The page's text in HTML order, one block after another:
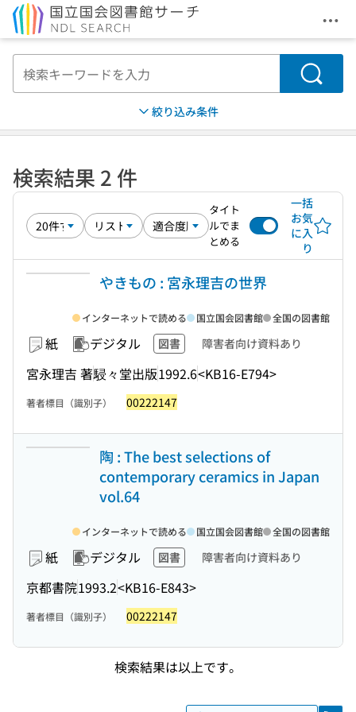
メ
検索
絞り込み条件
検索結果 2 件
タイト
ルでま
とめる
一括
お気
に入
り
やきもの : 宮永理吉の世界
紙 デジタル 図書 障害者向け資料あり
宮永理吉 著駸々堂出版1992.6<KB16-E794>
インターネットで読める 国立国会図書館 全国の図書館
著者標目（識別子） 00222147
陶 : The best selections of
contemporary ceramics in Japan
vol.64
紙 デジタル 図書 障害者向け資料あり
京都書院1993.2<KB16-E843>
インターネットで読める 国立国会図書館 全国の図書館
著者標目（識別子） 00222147
検索結果は以上です。